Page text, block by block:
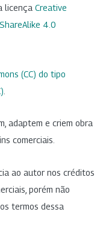
licença Creative
4.0
(CC) do tipo
adaptem e criem obra
comerciais.
ao autor nos créditos
porém não
termos dessa